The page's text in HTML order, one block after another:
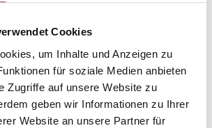
Cookies
um Inhalte und Anzeigen zu
für soziale Medien anbieten
Zugriffe auf unsere Website zu
geben wir Informationen zu Ihrer
Website an unsere Partner für
19 cm
pieces